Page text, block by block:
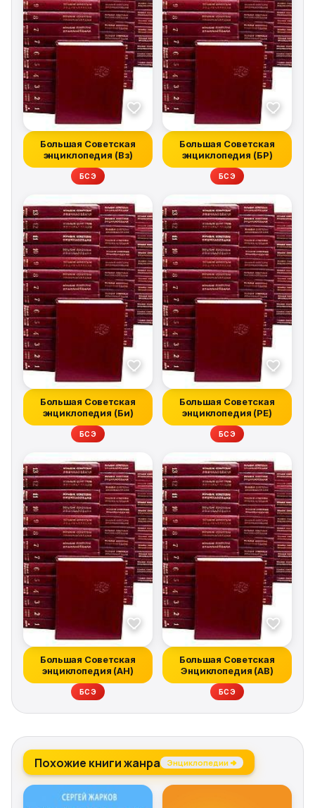
Большая Советская
энциклопедия (Вз)
БСЭ
Большая Советская
энциклопедия (БР)
БСЭ
Большая Советская
энциклопедия (Би)
БСЭ
Большая Советская
энциклопедия (РЕ)
БСЭ
Большая Советская
энциклопедия (АН)
БСЭ
Большая Советская
Энциклопедия (АВ)
БСЭ
Похожие книги жанра Энциклопедии →